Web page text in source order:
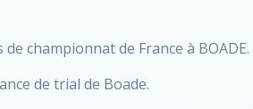
championnat de France à BOADE.
de trial de Boade.